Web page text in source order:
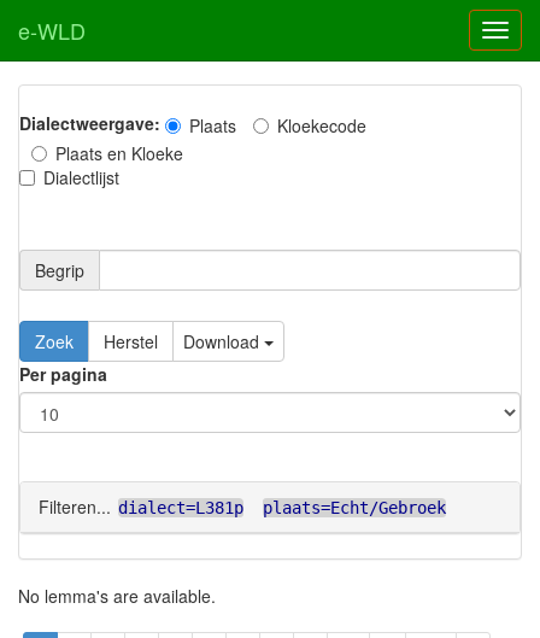
e-WLD
Dialectweergave: Plaats
Kloekecode
Plaats en Kloeke
Dialectlijst
Begrip
Zoek Herstel
Download
Per pagina
Filteren... dialect=L381p plaats=Echt/Gebroek
No lemma's are available.